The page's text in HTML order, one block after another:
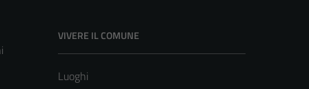
VIVERE IL COMUNE
Luoghi